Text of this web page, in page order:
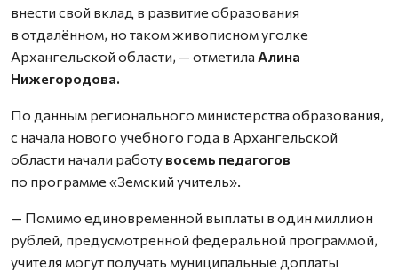
внести свой вклад в развитие образования
в отдалённом, но таком живописном уголке
Архангельской области, — отметила Алина
Нижегородова.
По данным регионального министерства образования,
с начала нового учебного года в Архангельской
области начали работу восемь педагогов
по программе «Земский учитель».
— Помимо единовременной выплаты в один миллион
рублей, предусмотренной федеральной программой,
учителя могут получать муниципальные доплаты